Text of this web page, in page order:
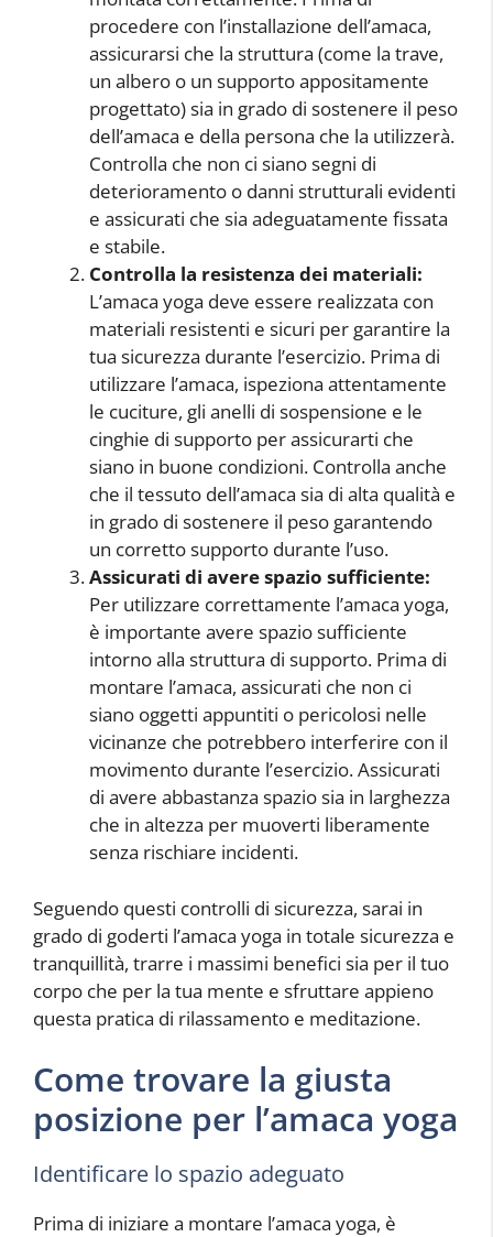
procedere con l’installazione dell’amaca,
assicurarsi che la struttura (come la trave,
un albero o un supporto appositamente
progettato) sia in grado di sostenere il peso
dell’amaca e della persona che la utilizzerà.
Controlla che non ci siano segni di
deterioramento o danni strutturali evidenti
e assicurati che sia adeguatamente fissata
e stabile.
Controlla la resistenza dei materiali:
L’amaca yoga deve essere realizzata con
materiali resistenti e sicuri per garantire la
tua sicurezza durante l’esercizio. Prima di
utilizzare l’amaca, ispeziona attentamente
le cuciture, gli anelli di sospensione e le
cinghie di supporto per assicurarti che
siano in buone condizioni. Controlla anche
che il tessuto dell’amaca sia di alta qualità e
in grado di sostenere il peso garantendo
un corretto supporto durante l’uso.
Assicurati di avere spazio sufficiente:
Per utilizzare correttamente l’amaca yoga,
è importante avere spazio sufficiente
intorno alla struttura di supporto. Prima di
montare l’amaca, assicurati che non ci
siano oggetti appuntiti o pericolosi nelle
vicinanze che potrebbero interferire con il
movimento durante l’esercizio. Assicurati
di avere abbastanza spazio sia in larghezza
che in altezza per muoverti liberamente
senza rischiare incidenti.
Seguendo questi controlli di sicurezza, sarai in
grado di goderti l’amaca yoga in totale sicurezza e
tranquillità, trarre i massimi benefici sia per il tuo
corpo che per la tua mente e sfruttare appieno
questa pratica di rilassamento e meditazione.
Come trovare la giusta
posizione per l’amaca yoga
Identificare lo spazio adeguato
Prima di iniziare a montare l’amaca yoga, è